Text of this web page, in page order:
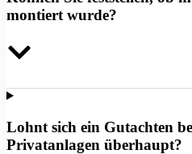
montiert wurde?
Lohnt sich ein Gutachten
Privatanlagen überhaupt?